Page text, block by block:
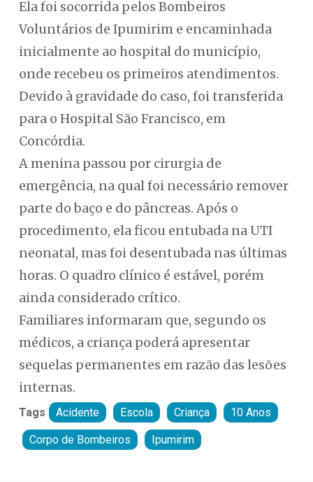
Ela foi socorrida pelos Bombeiros
Voluntários de Ipumirim e encaminhada
inicialmente ao hospital do município,
onde recebeu os primeiros atendimentos.
Devido à gravidade do caso, foi transferida
para o Hospital São Francisco, em
Concórdia.
A menina passou por cirurgia de
emergência, na qual foi necessário remover
parte do baço e do pâncreas. Após o
procedimento, ela ficou entubada na UTI
neonatal, mas foi desentubada nas últimas
horas. O quadro clínico é estável, porém
ainda considerado crítico.
Familiares informaram que, segundo os
médicos, a criança poderá apresentar
sequelas permanentes em razão das lesões
internas.
Tags Acidente Escola Criança 10 Anos
Corpo de Bombeiros Ipumirim